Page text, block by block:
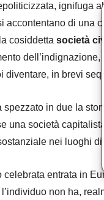
ignifuga
accontentano di una
cosiddetta società
dell’indignazione,
diventare, in brevi
spezzato in due la
una società
nei luoghi
celebrata entrata in
l’individuo non ha,